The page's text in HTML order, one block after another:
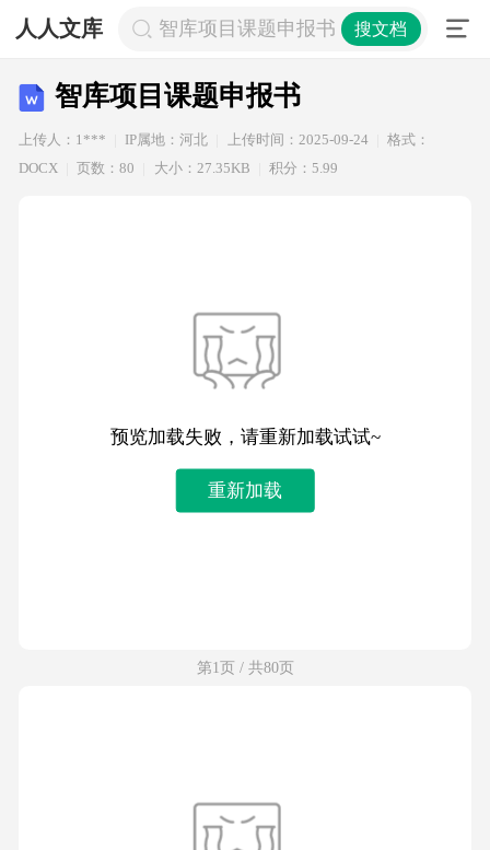
人人文库 智库项目课题申报书 搜文档
智库项目课题申报书
上传人：1*** IP属地：河北 上传时间：2025-09-24
格式：
DOCX
页数：80 大小：27.35KB 积分：5.99
预览加载失败，请重新加载试试~
重新加载
第1页 / 共80页